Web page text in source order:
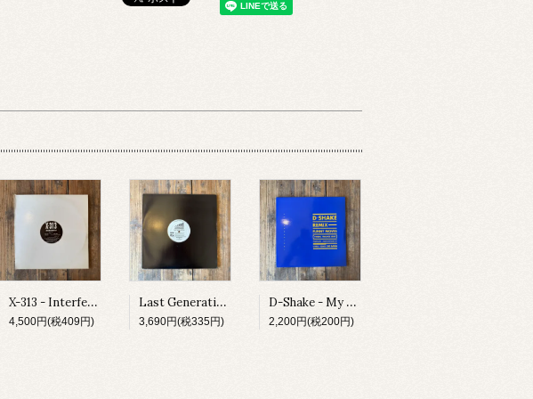
X-313 - Interferon EP
4,500円(税409円)
Last Generation - Spiritual Influence E.P.
3,690円(税335円)
D-Shake - My Heart The Beat / Funny Moves
2,200円(税200円)